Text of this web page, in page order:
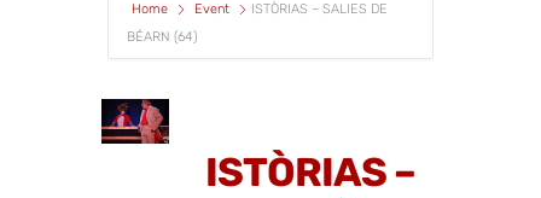
Home Event
ISTÒRIAS – SALIES DE
BÉARN (64)
ISTÒRIAS –